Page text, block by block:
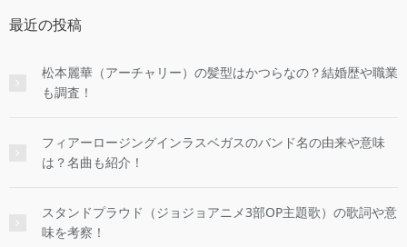
最近の投稿
松本麗華（アーチャリー）の髪型はかつらなの？結婚歴や職業
も調査！
フィアーロージングインラスベガスのバンド名の由来や意味
は？名曲も紹介！
スタンドプラウド（ジョジョアニメ3部OP主題歌）の歌詞や意
味を考察！